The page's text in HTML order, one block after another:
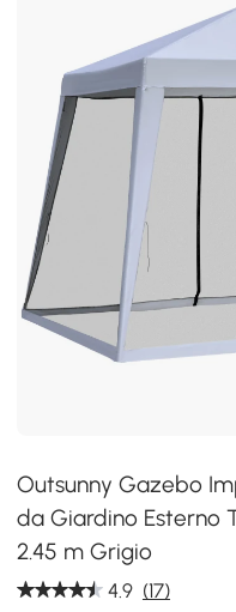
Outsunny Gazebo
da Giardino Esterno
2.45 m Grigio
4.9 (17)